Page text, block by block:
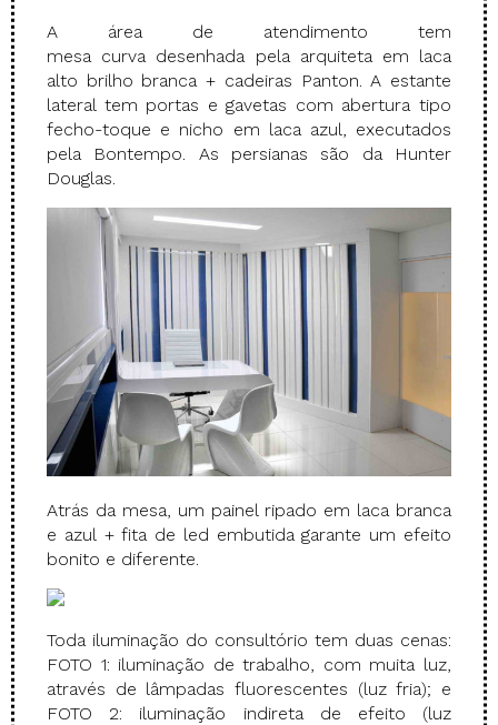
A área de atendimento tem
mesa curva desenhada pela arquiteta em laca
alto brilho branca + cadeiras Panton. A estante
lateral tem portas e gavetas com abertura tipo
fecho-toque e nicho em laca azul, executados
pela Bontempo. As persianas são da Hunter
Douglas.
Atrás da mesa, um painel ripado em laca branca
e azul + fita de led embutida garante um efeito
bonito e diferente.
Toda iluminação do consultório tem duas cenas:
FOTO 1: iluminação de trabalho, com muita luz,
através de lâmpadas fluorescentes (luz fria); e
FOTO 2: iluminação indireta de efeito (luz